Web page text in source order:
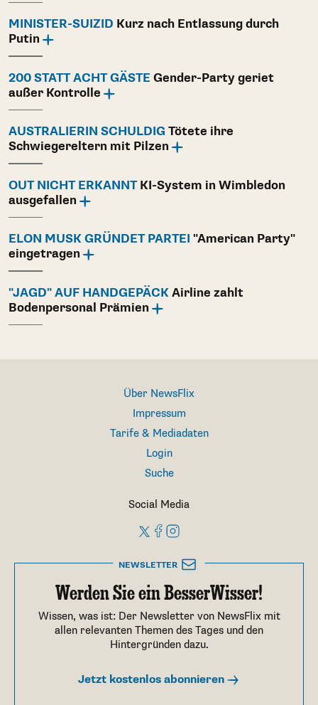
MINISTER-SUIZID Kurz nach Entlassung durch
Putin
200 STATT ACHT GÄSTE Gender-Party geriet
außer Kontrolle
AUSTRALIERIN SCHULDIG Tötete ihre
Schwiegereltern mit Pilzen
OUT NICHT ERKANNTKI-System in Wimbledon
ausgefallen
ELON MUSK GRÜNDET PARTEI "American Party"
eingetragen
"JAGD" AUF HANDGEPÄCK Airline zahlt
Bodenpersonal Prämien
Über NewsFlix
Impressum
Tarife & Mediadaten
Login
Suche
Social Media
NEWSLETTER
Werden Sie ein BesserWisser!
Wissen, was ist: Der Newsletter von NewsFlix mit
allen relevanten Themen des Tages und den
Hintergründen dazu.
Jetzt kostenlos abonnieren